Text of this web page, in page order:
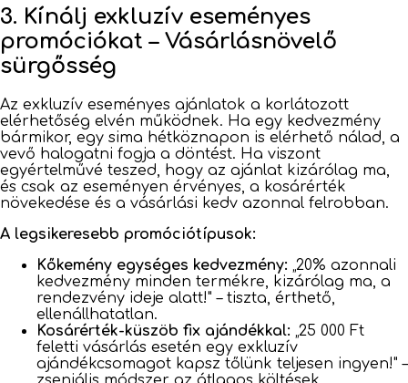
3. Kínálj exkluzív eseményes
promóciókat – Vásárlásnövelő
sürgősség
Az exkluzív eseményes ajánlatok a korlátozott
elérhetőség elvén működnek. Ha egy kedvezmény
bármikor, egy sima hétköznapon is elérhető nálad, a
vevő halogatni fogja a döntést. Ha viszont
egyértelművé teszed, hogy az ajánlat kizárólag ma,
és csak az eseményen érvényes, a kosárérték
növekedése és a vásárlási kedv azonnal felrobban.
A legsikeresebb promóciótípusok:
Kőkemény egységes kedvezmény: „20% azonnali
kedvezmény minden termékre, kizárólag ma, a
rendezvény ideje alatt!" – tiszta, érthető,
ellenállhatatlan.
Kosárérték-küszöb fix ajándékkal: „25 000 Ft
feletti vásárlás esetén egy exkluzív
ajándékcsomagot kapsz tőlünk teljesen ingyen!" –